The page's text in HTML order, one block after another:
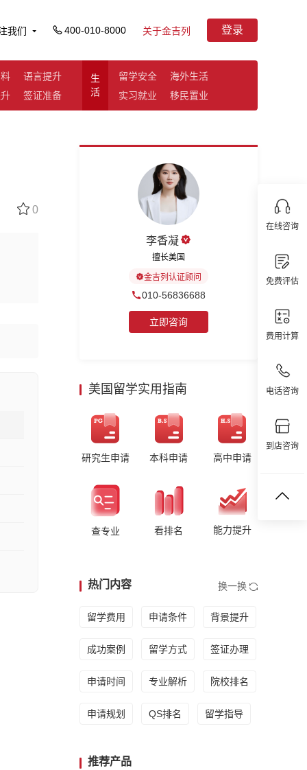
我们 400-010-8000 关于金吉列 登录
语言提升
签证准备
生
活
留学安全
海外生活
实习就业
移民置业
在线咨询
免费评估
费用计算
电话咨询
到店咨询
0
李香凝
擅长美国
金吉列认证顾问
010-56836688
立即咨询
美国留学实用指南
研究生申请 本科申请 高中申请
查专业 看排名 能力提升
热门内容 换一换
留学费用 申请条件 背景提升
成功案例 留学方式 签证办理
申请时间 专业解析 院校排名
申请规划 QS排名 留学指导
推荐产品